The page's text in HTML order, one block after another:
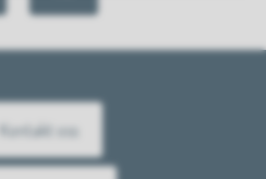
Kontakt oss